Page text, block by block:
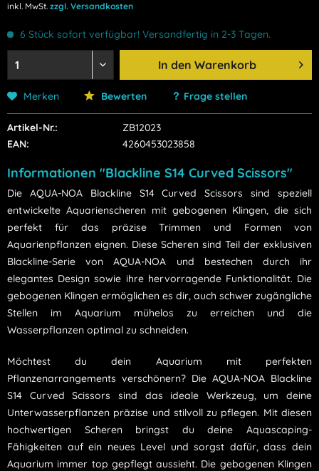
inkl. MwSt. zzgl. Versandkosten
6 Stück sofort verfügbar! Versandfertig in 2-3 Tagen.
In den Warenkorb
Merken Bewerten Frage stellen
Artikel-Nr.:
ZB12023
EAN:
4260453023858
Informationen "Blackline S14 Curved Scissors"
Die AQUA-NOA Blackline S14 Curved Scissors sind speziell
entwickelte Aquarienscheren mit gebogenen Klingen, die sich
perfekt für das präzise Trimmen und Formen von
Aquarienpflanzen eignen. Diese Scheren sind Teil der exklusiven
Blackline-Serie von AQUA-NOA und bestechen durch ihr
elegantes Design sowie ihre hervorragende Funktionalität. Die
gebogenen Klingen ermöglichen es dir, auch schwer zugängliche
Stellen im Aquarium mühelos zu erreichen und die
Wasserpflanzen optimal zu schneiden.
Möchtest du dein Aquarium mit perfekten
Pflanzenarrangements verschönern? Die AQUA-NOA Blackline
S14 Curved Scissors sind das ideale Werkzeug, um deine
Unterwasserpflanzen präzise und stilvoll zu pflegen. Mit diesen
hochwertigen Scheren bringst du deine Aquascaping-
Fähigkeiten auf ein neues Level und sorgst dafür, dass dein
Aquarium immer top gepflegt aussieht. Die gebogenen Klingen